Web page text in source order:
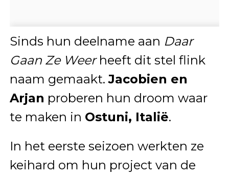
Sinds hun deelname aan Daar
Gaan Ze Weerheeft dit stel flink
naam gemaakt.Jacobien en
Arjan proberen hun droom waar
te maken in Ostuni, Italië.
In het eerste seizoen werkten ze
keihard om hun project van de